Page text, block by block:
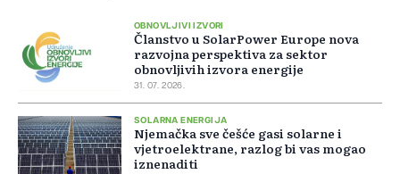
OBNOVLJIVI IZVORI
Članstvo u SolarPower Europe nova
razvojna perspektiva za sektor
obnovljivih izvora energije
31. 07. 2026.
SOLARNA ENERGIJA
Njemačka sve češće gasi solarne i
vjetroelektrane, razlog bi vas mogao
iznenaditi